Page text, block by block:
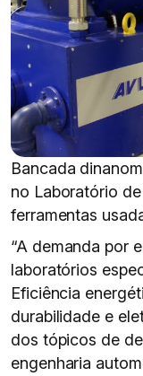
Bancada
no Laboratório
ferramentas
“A demanda por
laboratórios
Eficiência
durabilidade e
dos tópicos de
engenharia